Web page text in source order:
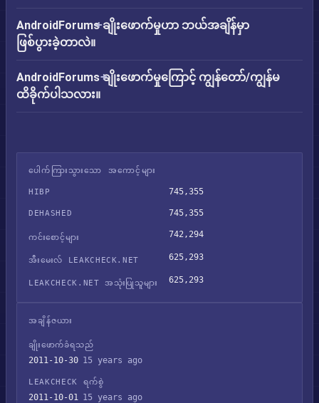
AndroidForums ချိုးဖောက်မှုဟာ ဘယ်အချိန်မှာ
ဖြစ်ပွားခဲ့တာလဲ။
AndroidForums ချိုးဖောက်မှုကြောင့် ကျွန်တော်/ကျွန်မ
ထိခိုက်ပါသလား။
ပေါက်ကြားသွားသော အကောင့်များ
HIBP 745,355
DEHASHED 745,355
ကင်းစောင့်များ 742,294
အီးမေးလ် LEAKCHECK.NET 625,293
LEAKCHECK.NET အသုံးပြုသူများ 625,293
အချိန်ဇယား
ချိုးဖောက်ခံရသည်
2011-10-30 15 years ago
LEAKCHECK ရက်စွဲ
2011-10-01 15 years ago